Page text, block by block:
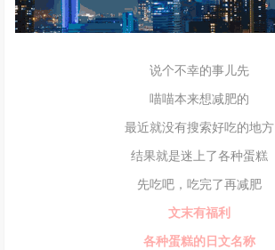
说个不幸的事儿先
喵喵本来想减肥的
最近就没有搜索好吃的地方
结果就是迷上了各种蛋糕
先吃吧，吃完了再减肥
文末有福利
各种蛋糕的日文名称